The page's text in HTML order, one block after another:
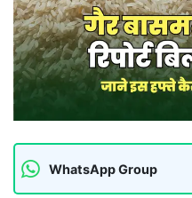
WhatsApp Group